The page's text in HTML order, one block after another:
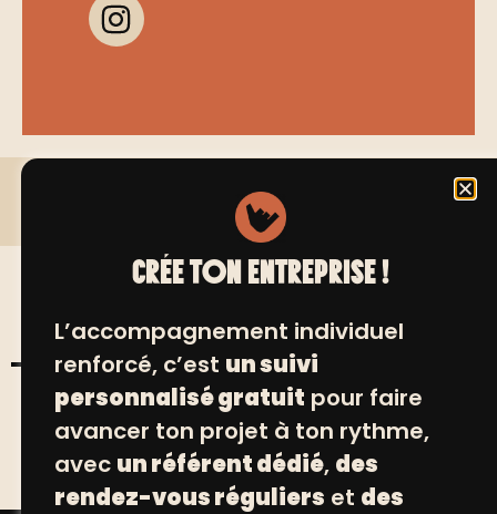
TOUS NOS POSITIVEURS
CRÉE TON ENTREPRISE !
L’accompagnement individuel
renforcé, c’est un suivi
personnalisé gratuit pour faire
avancer ton projet à ton rythme,
avec un référent dédié, des
rendez-vous réguliers et des